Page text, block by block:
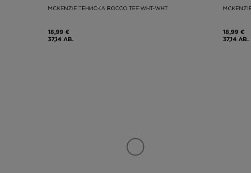
MCKENZIE ТЕНИСКА ROCCO TEE WHT-WHT
18,99 €
37,14 ЛВ.
18,99 €
37,14 ЛВ.